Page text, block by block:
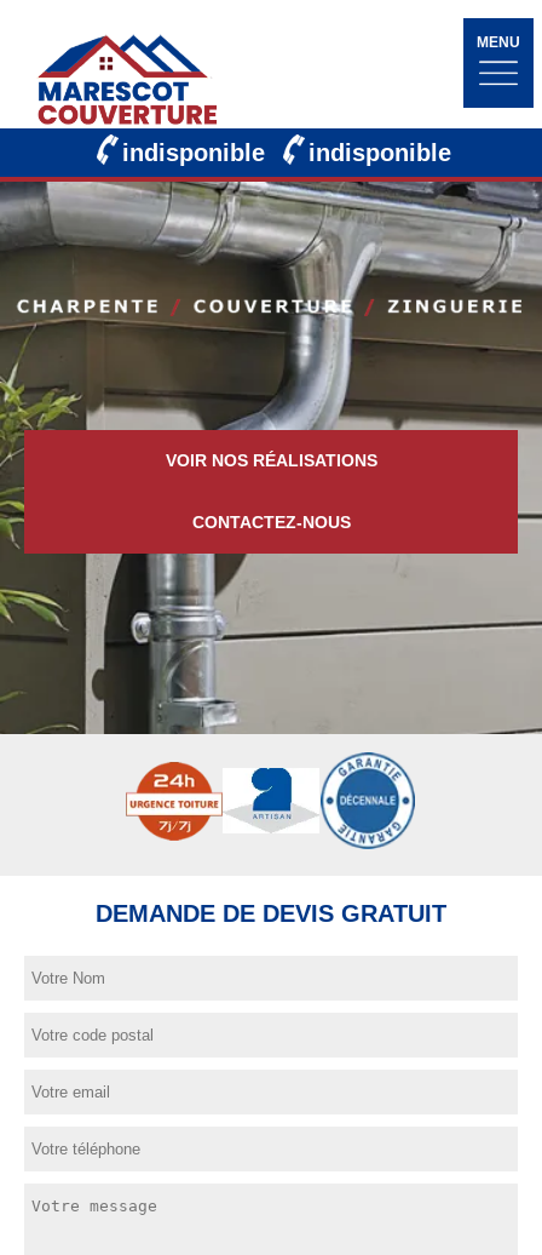
MENU
indisponible indisponible
VOIR NOS RÉALISATIONS
CONTACTEZ-NOUS
DEMANDE DE DEVIS GRATUIT